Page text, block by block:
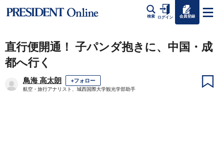
検索 ログイン 会員登録
直行便開通！ 子パンダ抱きに、中国・成
都へ行く
鳥海 高太朗 +フォロー
航空・旅行アナリスト、城西国際大学観光学部助手